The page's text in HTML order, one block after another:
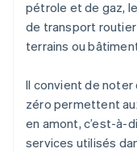
pétrole et de gaz,
de transport
terrains ou
Il convient de
zéro permettent
en amont, c’est-à-
services utilisés